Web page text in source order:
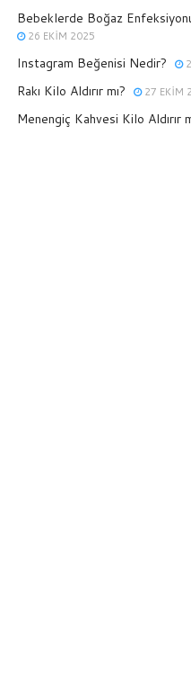
Bebeklerde Boğaz
26 EKIM 2025
Instagram Beğenisi Nedir?
Rakı Kilo Aldırır mı? 27 EKIM
Menengiç Kahvesi Kilo Aldırır